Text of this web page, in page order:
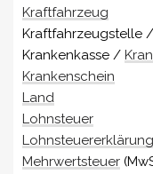
Kraftfahrzeug
Kraftfahrzeugstelle /
Krankenkasse /
Krankenschein
Land
Lohnsteuer
Lohnsteuererklärung
Mehrwertsteuer